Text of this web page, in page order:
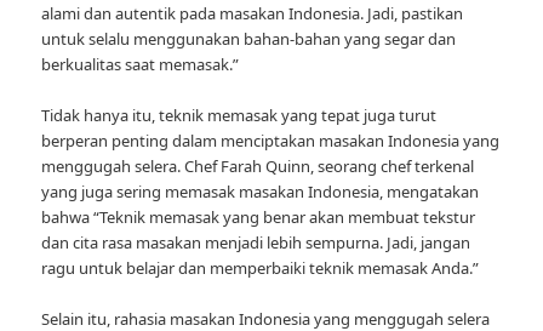
alami dan autentik pada masakan Indonesia. Jadi, pastikan
untuk selalu menggunakan bahan-bahan yang segar dan
berkualitas saat memasak.”
Tidak hanya itu, teknik memasak yang tepat juga turut
berperan penting dalam menciptakan masakan Indonesia yang
menggugah selera. Chef Farah Quinn, seorang chef terkenal
yang juga sering memasak masakan Indonesia, mengatakan
bahwa “Teknik memasak yang benar akan membuat tekstur
dan cita rasa masakan menjadi lebih sempurna. Jadi, jangan
ragu untuk belajar dan memperbaiki teknik memasak Anda.”
Selain itu, rahasia masakan Indonesia yang menggugah selera